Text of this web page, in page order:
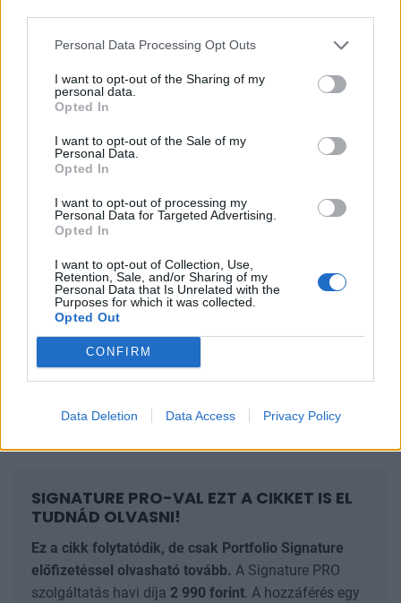
Personal Data Processing Opt Outs
I want to opt-out of the Sharing of my
personal data.
Opted In
I want to opt-out of the Sale of my
Personal Data.
Opted In
I want to opt-out of processing my
Personal Data for Targeted Advertising.
Opted In
I want to opt-out of Collection, Use,
Retention, Sale, and/or Sharing of my
Personal Data that Is Unrelated with the
Purposes for which it was collected.
Opted Out
CONFIRM
Data Deletion Data Access Privacy Policy
PRIVATE HEALTH FORUM 2026
mégis mihez kezd ezzel a magánegészségügyi
szektor? Jubileumi konferenciánkon kiderül.
Információ és jelentkezés
Ria, ria, riasztó rács mögötti számok
A legfrissebb összehasonlító adatok alapján
MAGYARORSZÁGON A LEGMAGASABB A
SZÁZEZER LAKOSRA JUTÓ FOGVATARTOTTAK
SZÁMA AZ EURÓPAI UNIÓBAN.
A mutató jelenleg közel 193 főt mutat, ami
Benelux államok 60-80 fős adatával.
SIGNATURE PRO-VAL EZT A CIKKET IS EL
TUDNÁD OLVASNI!
Ez a cikk folytatódik, de csak Portfolio Signature
előfizetéssel olvasható tovább. A Signature PRO
szolgáltatás havi díja 2 990 forint. A hozzáférés egy